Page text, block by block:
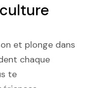
et plonge dans
chaque
te